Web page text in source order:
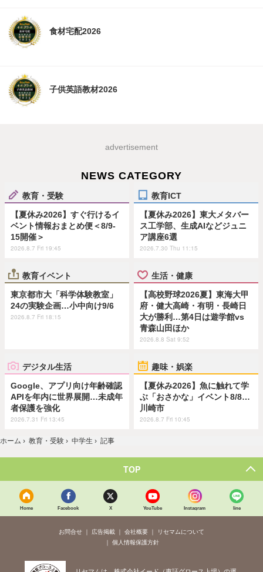
食材宅配2026
子供英語教材2026
advertisement
NEWS CATEGORY
教育・受験
【夏休み2026】すぐ行けるイ
ベント情報おまとめ便＜8/9-
15開催＞
2026.8.7 Fri 19:45
教育ICT
【夏休み2026】東大メタバー
ス工学部、生成AIなどジュニ
ア講座6選
2026.7.30 Thu 11:15
教育イベント
東京都市大「科学体験教室」
24の実験企画…小中向け9/6
2026.8.7 Fri 18:15
生活・健康
【高校野球2026夏】東海大甲
府・健大高崎・有明・長崎日
大が勝利…第4日は遊学館vs
青森山田ほか
2026.8.8 Sat 9:52
デジタル生活
Google、アプリ向け年齢確認
APIを年内に世界展開…未成年
者保護を強化
2026.7.31 Fri 13:45
趣味・娯楽
【夏休み2026】魚に触れて学
ぶ「おさかな」イベント8/8…
川崎市
2026.8.7 Fri 10:45
ホーム › 教育・受験 › 中学生 › 記事
TOP
Home Facebook X YouTube Instagram line
お問合せ 広告掲載 会社概要
リセマムについて
個人情報保護方針